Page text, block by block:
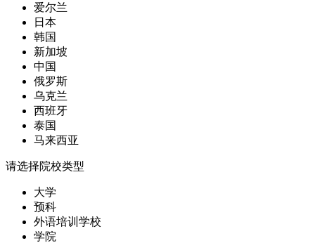
爱尔兰
日本
韩国
新加坡
中国
俄罗斯
乌克兰
西班牙
泰国
马来西亚
请选择院校类型
大学
预科
外语培训学校
学院